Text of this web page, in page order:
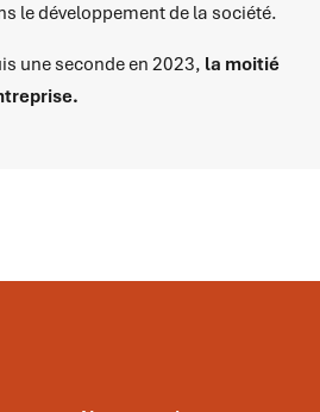
le développement de la société.
une seconde en 2023, la moitié